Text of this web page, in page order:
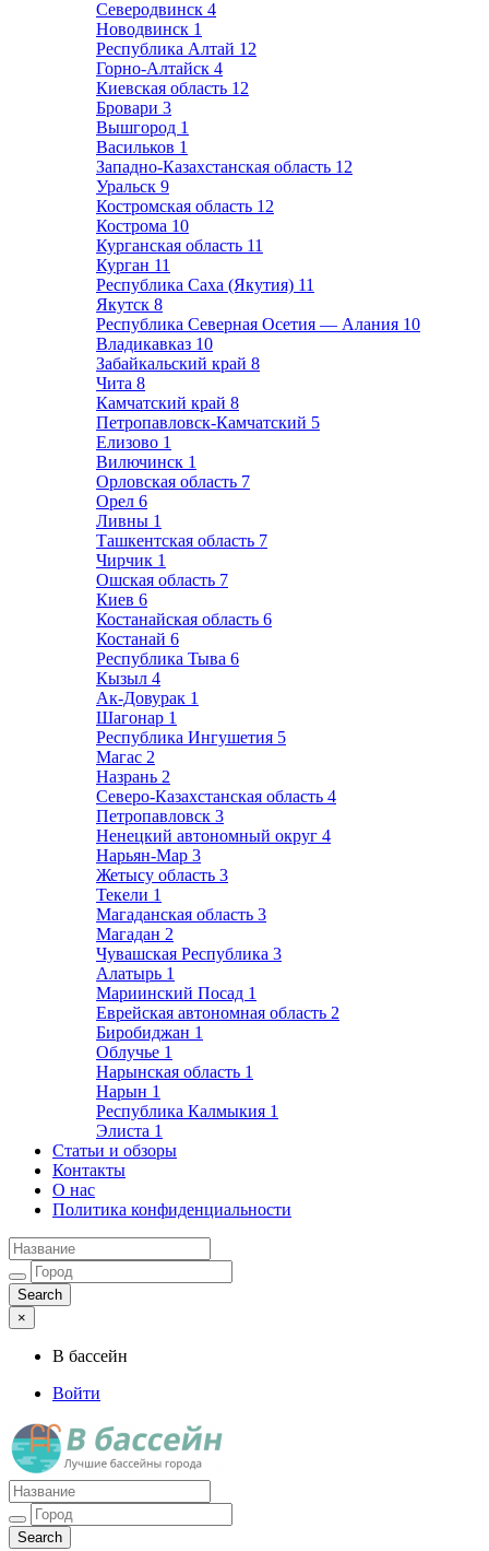
Северодвинск 4
Новодвинск 1
Республика Алтай 12
Горно-Алтайск 4
Киевская область 12
Бровари 3
Вышгород 1
Васильков 1
Западно-Казахстанская область 12
Уральск 9
Костромская область 12
Кострома 10
Курганская область 11
Курган 11
Республика Саха (Якутия) 11
Якутск 8
Республика Северная Осетия — Алания 10
Владикавказ 10
Забайкальский край 8
Чита 8
Камчатский край 8
Петропавловск-Камчатский 5
Елизово 1
Вилючинск 1
Орловская область 7
Орел 6
Ливны 1
Ташкентская область 7
Чирчик 1
Ошская область 7
Киев 6
Костанайская область 6
Костанай 6
Республика Тыва 6
Кызыл 4
Ак-Довурак 1
Шагонар 1
Республика Ингушетия 5
Магас 2
Назрань 2
Северо-Казахстанская область 4
Петропавловск 3
Ненецкий автономный округ 4
Нарьян-Мар 3
Жетысу область 3
Текели 1
Магаданская область 3
Магадан 2
Чувашская Республика 3
Алатырь 1
Мариинский Посад 1
Еврейская автономная область 2
Биробиджан 1
Облучье 1
Нарынская область 1
Нарын 1
Республика Калмыкия 1
Элиста 1
Статьи и обзоры
Контакты
О нас
Политика конфиденциальности
×
В бассейн
Войти
Лучшие бассейны города